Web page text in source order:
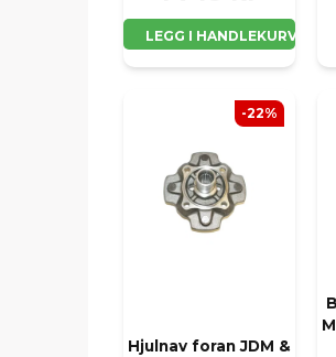
LEGG I HANDLEKURV
Hjulnav foran JDM &
-22%